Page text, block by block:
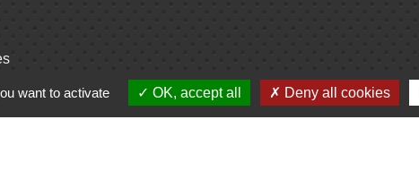
want to activate OK, accept all Deny all cookies